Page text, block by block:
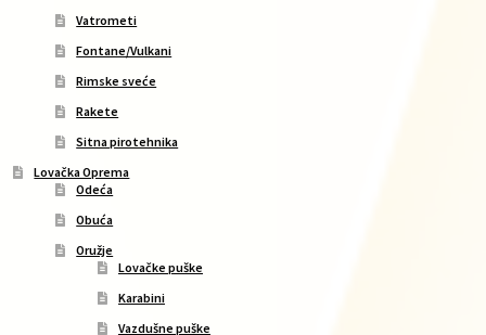
Vatrometi
Fontane/Vulkani
Rimske sveće
Rakete
Sitna pirotehnika
Lovačka Oprema
Odeća
Obuća
Oružje
Lovačke puške
Karabini
Vazdušne puške